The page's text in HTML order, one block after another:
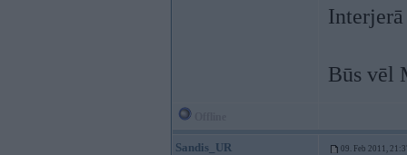
Būs vēl
Sandis_UR 09. Feb 2011,